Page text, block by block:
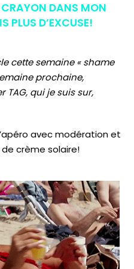
DANS MON
PLUS D’EXCUSE!
cette semaine « shame
prochaine,
qui je suis sur,
avec modération et
crème solaire!